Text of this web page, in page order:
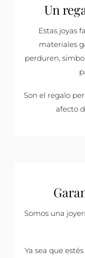
Un
Estas joyas
materiales
perduren,
Son el regalo
afecto
Somos una
Ya sea que